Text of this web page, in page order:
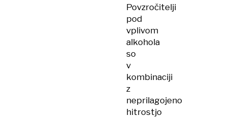
Povzročitelji
pod
vplivom
alkohola
so
v
kombinaciji
z
neprilagojeno
hitrostjo